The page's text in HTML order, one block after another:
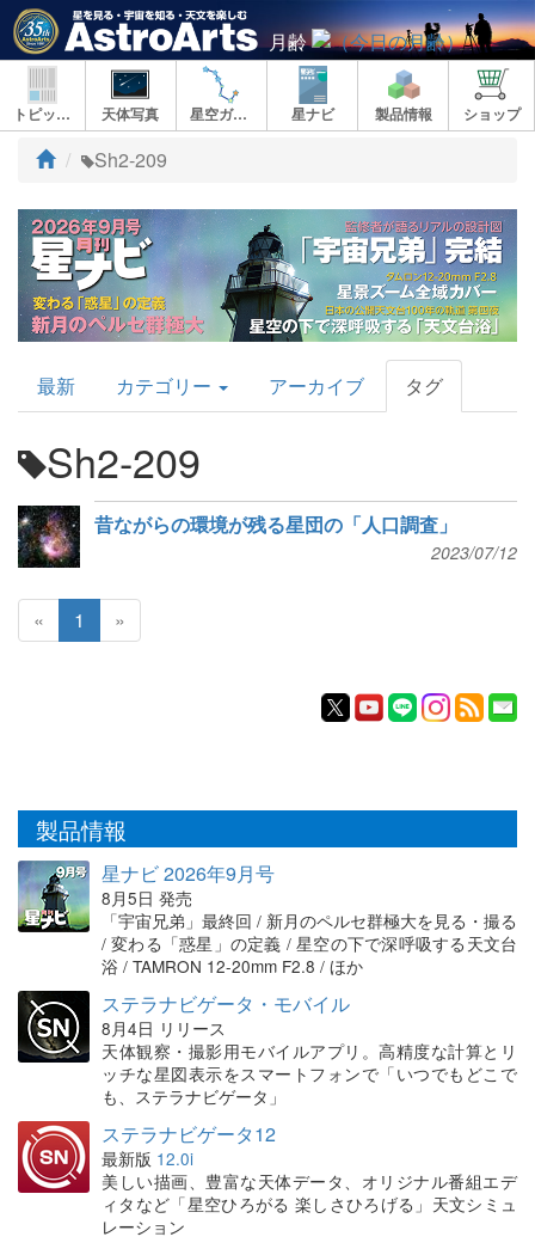
月齢
トピックス 天体写真 星空ガイド 星ナビ 製品情報 ショップ
ト
プ
Sh2-209
AstroArts
Topics
最新 カテゴリー アーカイブ タグ
Sh2-209
昔ながらの環境が残る星団の「人口調査」
2023/07/12
« 1 »
製品情報
星ナビ 2026年9月号
8月5日 発売
「宇宙兄弟」最終回 / 新月のペルセ群極大を見る・撮る
/ 変わる「惑星」の定義 / 星空の下で深呼吸する天文台
浴 / TAMRON 12-20mm F2.8 / ほか
ステラナビゲータ・モバイル
8月4日 リリース
天体観察・撮影用モバイルアプリ。高精度な計算とリ
ッチな星図表示をスマートフォンで「いつでもどこで
も、ステラナビゲータ」
ステラナビゲータ12
最新版 12.0i
美しい描画、豊富な天体データ、オリジナル番組エデ
ィタなど「星空ひろがる 楽しさひろげる」天文シミュ
レーション